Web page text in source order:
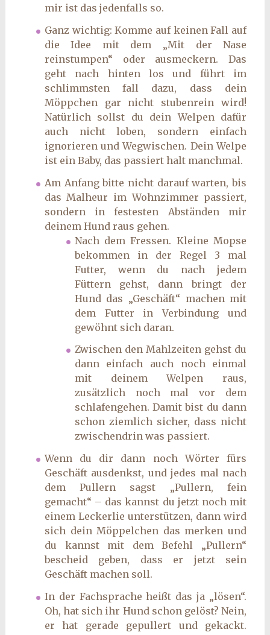
mir ist das jedenfalls so.
Ganz wichtig: Komme auf keinen Fall auf
die Idee mit dem „Mit der Nase
reinstumpen“ oder ausmeckern. Das
geht nach hinten los und führt im
schlimmsten fall dazu, dass dein
Möppchen gar nicht stubenrein wird!
Natürlich sollst du dein Welpen dafür
auch nicht loben, sondern einfach
ignorieren und Wegwischen. Dein Welpe
ist ein Baby, das passiert halt manchmal.
Am Anfang bitte nicht darauf warten, bis
das Malheur im Wohnzimmer passiert,
sondern in festesten Abständen mir
deinem Hund raus gehen.
Nach dem Fressen. Kleine Mopse
bekommen in der Regel 3 mal
Futter, wenn du nach jedem
Füttern gehst, dann bringt der
Hund das „Geschäft“ machen mit
dem Futter in Verbindung und
gewöhnt sich daran.
Zwischen den Mahlzeiten gehst du
dann einfach auch noch einmal
mit deinem Welpen raus,
zusätzlich noch mal vor dem
schlafengehen. Damit bist du dann
schon ziemlich sicher, dass nicht
zwischendrin was passiert.
Wenn du dir dann noch Wörter fürs
Geschäft ausdenkst, und jedes mal nach
dem Pullern sagst „Pullern, fein
gemacht“ – das kannst du jetzt noch mit
einem Leckerlie unterstützen, dann wird
sich dein Möppelchen das merken und
du kannst mit dem Befehl „Pullern“
bescheid geben, dass er jetzt sein
Geschäft machen soll.
In der Fachsprache heißt das ja „lösen“.
Oh, hat sich ihr Hund schon gelöst? Nein,
er hat gerade gepullert und gekackt.